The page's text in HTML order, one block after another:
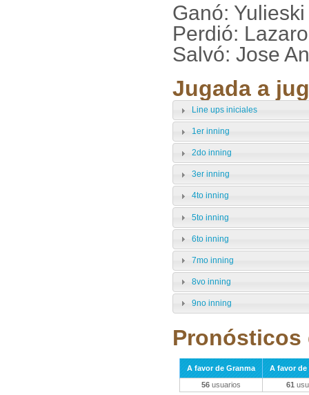
Ganó:
Perdió:
Salvó: Jose
Jugada a
Line ups iniciales
1er inning
2do inning
3er inning
4to inning
5to inning
6to inning
7mo inning
8vo inning
9no inning
Pronósticos
A favor de Granma
A favor de
56 usuarios 61